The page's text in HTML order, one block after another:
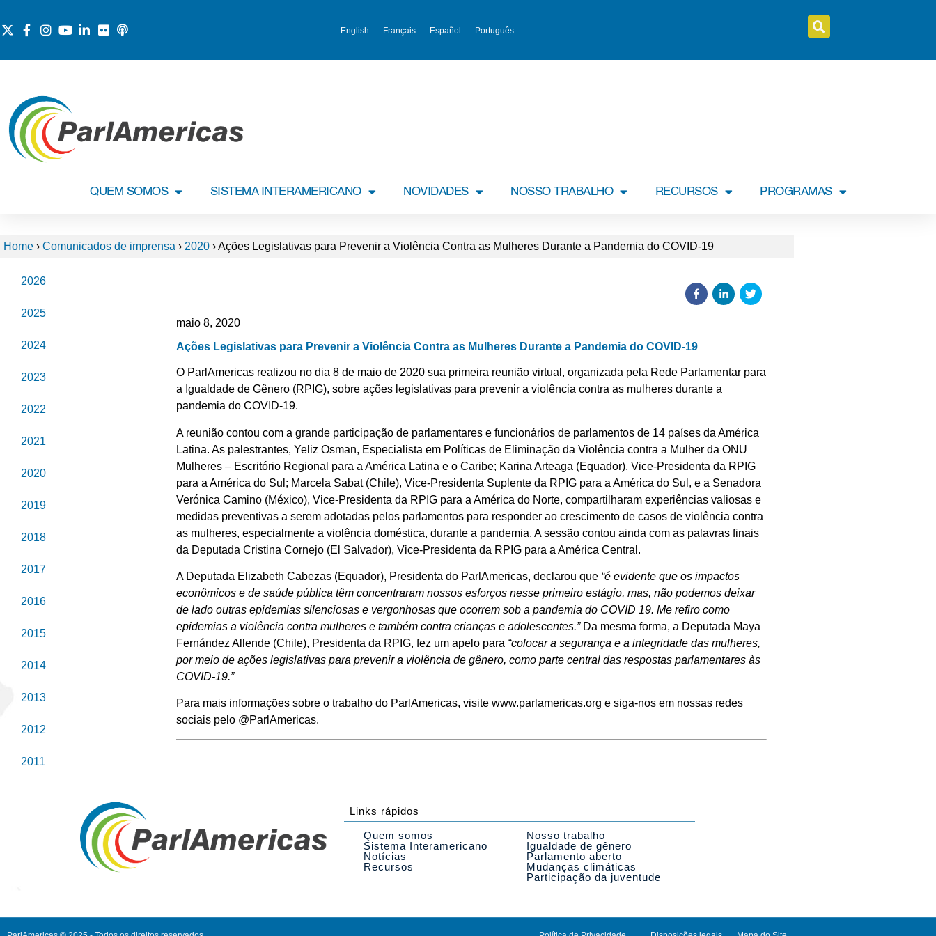
English Français Español Português
QUEM SOMOS SISTEMA INTERAMERICANO NOVIDADES NOSSO TRABALHO RECURSOS PROGRAMAS
Home › Comunicados de imprensa › 2020 ›Ações Legislativas para Prevenir a Violência Contra as Mulheres Durante a Pandemia do COVID-19
2026
2025
2024
2023
2022
2021
2020
2019
2018
2017
2016
2015
2014
2013
2012
2011
maio 8, 2020
Ações Legislativas para Prevenir a Violência Contra as Mulheres Durante a Pandemia do COVID-19
O ParlAmericas realizou no dia 8 de maio de 2020 sua primeira reunião virtual, organizada pela Rede Parlamentar para
a Igualdade de Gênero (RPIG), sobre ações legislativas para prevenir a violência contra as mulheres durante a
pandemia do COVID-19.
A reunião contou com a grande participação de parlamentares e funcionários de parlamentos de 14 países da América
Latina. As palestrantes, Yeliz Osman, Especialista em Políticas de Eliminação da Violência contra a Mulher da ONU
Mulheres – Escritório Regional para a América Latina e o Caribe; Karina Arteaga (Equador), Vice-Presidenta da RPIG
para a América do Sul; Marcela Sabat (Chile), Vice-Presidenta Suplente da RPIG para a América do Sul, e a Senadora
Verónica Camino (México), Vice-Presidenta da RPIG para a América do Norte, compartilharam experiências valiosas e
medidas preventivas a serem adotadas pelos parlamentos para responder ao crescimento de casos de violência contra
as mulheres, especialmente a violência doméstica, durante a pandemia. A sessão contou ainda com as palavras finais
da Deputada Cristina Cornejo (El Salvador), Vice-Presidenta da RPIG para a América Central.
A Deputada Elizabeth Cabezas (Equador), Presidenta do ParlAmericas, declarou que “é evidente que os impactos
econômicos e de saúde pública têm concentraram nossos esforços nesse primeiro estágio, mas, não podemos deixar
de lado outras epidemias silenciosas e vergonhosas que ocorrem sob a pandemia do COVID 19. Me refiro como
epidemias a violência contra mulheres e também contra crianças e adolescentes.”Da mesma forma, a Deputada Maya
Fernández Allende (Chile), Presidenta da RPIG, fez um apelo para “colocar a segurança e a integridade das mulheres,
por meio de ações legislativas para prevenir a violência de gênero, como parte central das respostas parlamentares às
COVID-19.”
Para mais informações sobre o trabalho do ParlAmericas, visite www.parlamericas.org e siga-nos em nossas redes
sociais pelo @ParlAmericas.
Links rápidos
Quem somos
Sistema Interamericano
Notícias
Recursos
Nosso trabalho
Igualdade de gênero
Parlamento aberto
Mudanças climáticas
Participação da juventude